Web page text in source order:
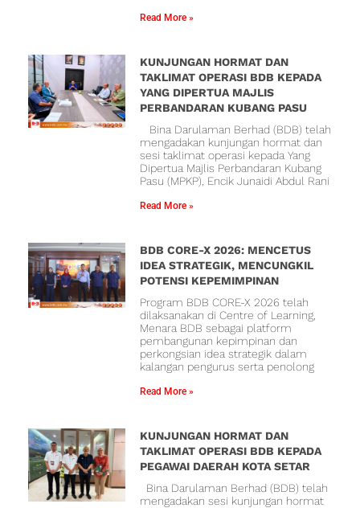
Read More »
KUNJUNGAN HORMAT DAN
TAKLIMAT OPERASI BDB KEPADA
YANG DIPERTUA MAJLIS
PERBANDARAN KUBANG PASU
Bina Darulaman Berhad (BDB) telah
mengadakan kunjungan hormat dan
sesi taklimat operasi kepada Yang
Dipertua Majlis Perbandaran Kubang
Pasu (MPKP), Encik Junaidi Abdul Rani
Read More »
BDB CORE-X 2026: MENCETUS
IDEA STRATEGIK, MENCUNGKIL
POTENSI KEPEMIMPINAN
Program BDB CORE-X 2026 telah
dilaksanakan di Centre of Learning,
Menara BDB sebagai platform
pembangunan kepimpinan dan
perkongsian idea strategik dalam
kalangan pengurus serta penolong
Read More »
KUNJUNGAN HORMAT DAN
TAKLIMAT OPERASI BDB KEPADA
PEGAWAI DAERAH KOTA SETAR
Bina Darulaman Berhad (BDB) telah
mengadakan sesi kunjungan hormat